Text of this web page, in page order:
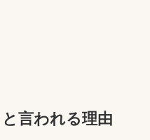
と言われる理由